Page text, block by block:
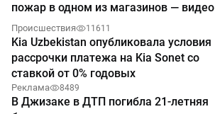
пожар в одном из магазинов — видео
Происшествия 11611
Kia Uzbekistan опубликовала условия
рассрочки платежа на Kia Sonet со
ставкой от 0% годовых
Реклама 8489
В Джизаке в ДТП погибла 21-летняя